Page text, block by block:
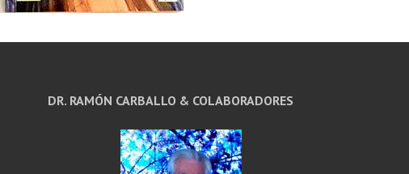
DR. RAMÓN CARBALLO & COLABORADORES